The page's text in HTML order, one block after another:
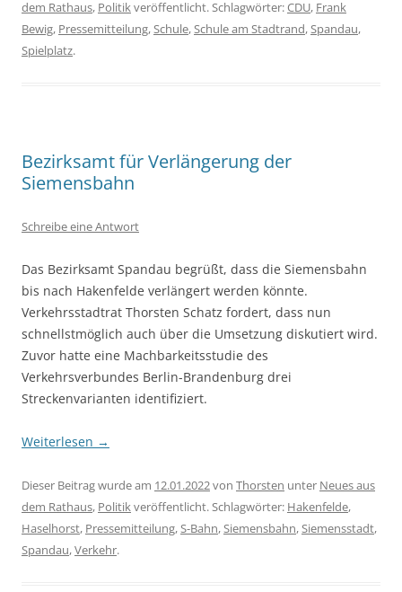
dem Rathaus, Politikveröffentlicht. Schlagwörter:CDU, Frank
Bewig, Pressemitteilung,Schule,Schule am Stadtrand,Spandau,
Spielplatz.
Bezirksamt für Verlängerung der
Siemensbahn
Schreibe eine Antwort
Das Bezirksamt Spandau begrüßt, dass die Siemensbahn
bis nach Hakenfelde verlängert werden könnte.
Verkehrsstadtrat Thorsten Schatz fordert, dass nun
schnellstmöglich auch über die Umsetzung diskutiert wird.
Zuvor hatte eine Machbarkeitsstudie des
Verkehrsverbundes Berlin-Brandenburg drei
Streckenvarianten identifiziert.
Weiterlesen →
Dieser Beitrag wurde am 12.01.2022von Thorsten unter Neues aus
dem Rathaus, Politikveröffentlicht. Schlagwörter: Hakenfelde,
Haselhorst, Pressemitteilung,S-Bahn,Siemensbahn,Siemensstadt,
Spandau,Verkehr.